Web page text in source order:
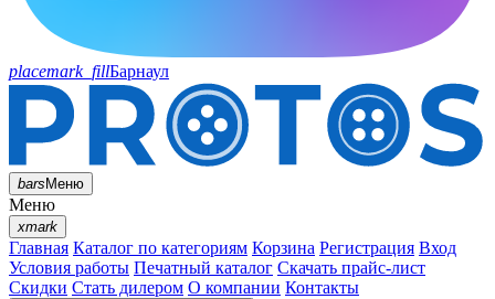
placemark_fillБарнаул
barsМеню
Меню
xmark
Главная Каталог по категориям Корзина Регистрация Вход
Условия работы Печатный каталог Скачать прайс-лист
Скидки Стать дилером О компании Контакты